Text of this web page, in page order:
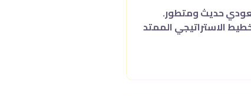
سعودي حديث ومتطور.
الاستراتيجي الممتد